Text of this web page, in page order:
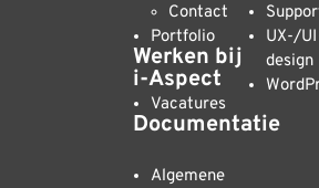
Contact
Portfolio
Werken bij
i-Aspect
Vacatures
Documentatie
Algemene
UX-/
design